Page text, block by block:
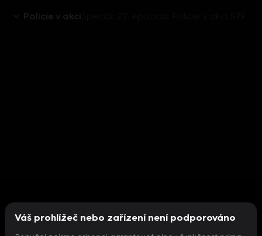
Policie v akci
Váš prohlížeč nebo zařízení není podporováno